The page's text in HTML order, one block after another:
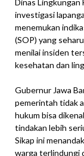
investigasi
menemukan
(SOP) yang
menilai insiden
kesehatan dan
Gubernur Jawa
pemerintah tidak
hukum bisa
tindakan lebih
Sikap ini
warga terlindungi